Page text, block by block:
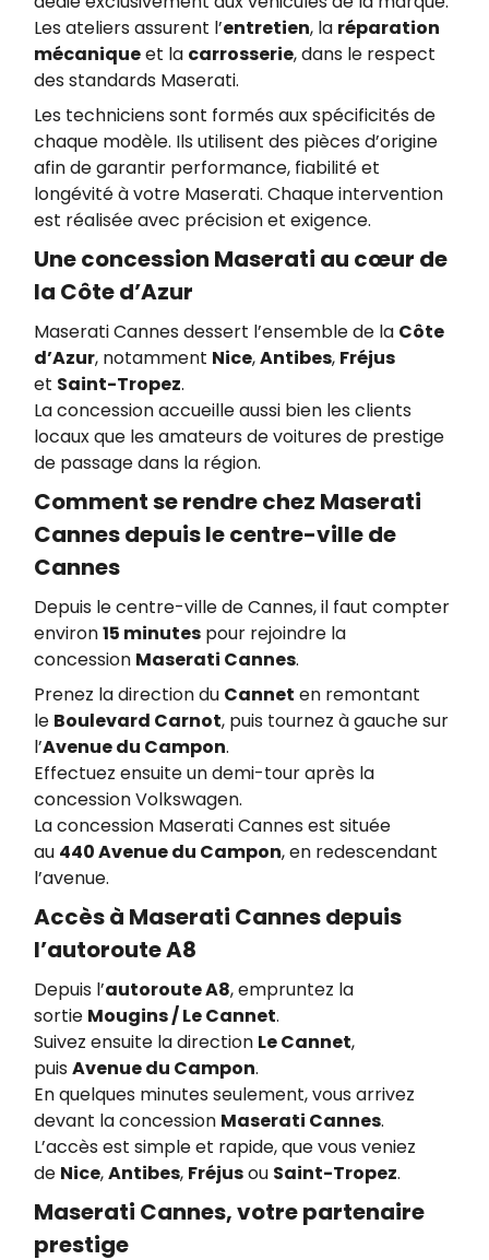
Les ateliers assurent l’entretien, la réparation
mécaniqueet la carrosserie, dans le respect
des standards Maserati.
Les techniciens sont formés aux spécificités de
chaque modèle. Ils utilisent des pièces d’origine
afin de garantir performance, fiabilité et
longévité à votre Maserati. Chaque intervention
est réalisée avec précision et exigence.
Une concession Maserati au cœur de
la Côte d’Azur
Maserati Cannes dessert l’ensemble de la Côte
d’Azur, notamment Nice,Antibes, Fréjus
et Saint-Tropez.
La concession accueille aussi bien les clients
locaux que les amateurs de voitures de prestige
de passage dans la région.
Comment se rendre chez Maserati
Cannes depuis le centre-ville de
Cannes
Depuis le centre-ville de Cannes, il faut compter
environ15 minutes pour rejoindre la
concession Maserati Cannes.
Prenez la direction du Cannet en remontant
le Boulevard Carnot, puis tournez à gauche sur
l’Avenue du Campon.
Effectuez ensuite un demi-tour après la
concession Volkswagen.
La concession Maserati Cannes est située
au 440 Avenue du Campon, en redescendant
l’avenue.
Accès à Maserati Cannes depuis
l’autoroute A8
Depuis l’autoroute A8, empruntez la
sortie Mougins / Le Cannet.
Suivez ensuite la direction Le Cannet,
puis Avenue du Campon.
En quelques minutes seulement, vous arrivez
devant la concession Maserati Cannes.
L’accès est simple et rapide, que vous veniez
de Nice,Antibes, Fréjusou Saint-Tropez.
Maserati Cannes, votre partenaire
prestige